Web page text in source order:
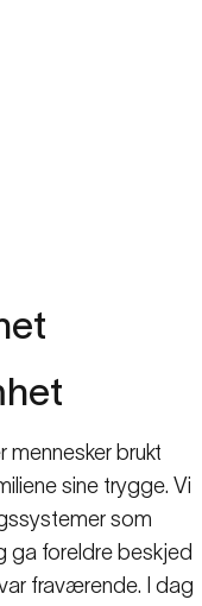
mennesker brukt
sine trygge. Vi
som
ga foreldre beskjed
fraværende. I dag